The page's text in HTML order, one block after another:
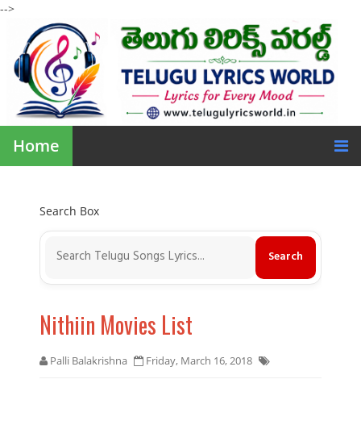
-->
Home
Search Box
Nithiin Movies List
Palli Balakrishna Friday, March 16, 2018